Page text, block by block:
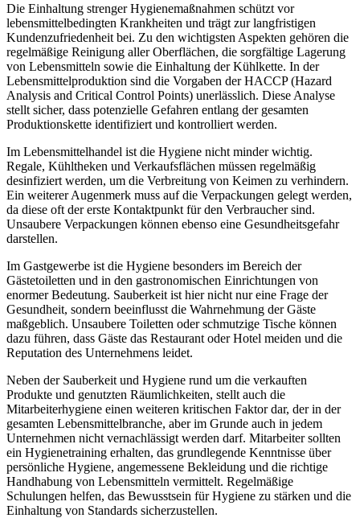
Die Einhaltung strenger Hygienemaßnahmen schützt vor
lebensmittelbedingten Krankheiten und trägt zur langfristigen
Kundenzufriedenheit bei. Zu den wichtigsten Aspekten gehören die
regelmäßige Reinigung aller Oberflächen, die sorgfältige Lagerung
von Lebensmitteln sowie die Einhaltung der Kühlkette. In der
Lebensmittelproduktion sind die Vorgaben der HACCP (Hazard
Analysis and Critical Control Points) unerlässlich. Diese Analyse
stellt sicher, dass potenzielle Gefahren entlang der gesamten
Produktionskette identifiziert und kontrolliert werden.
Im Lebensmittelhandel ist die Hygiene nicht minder wichtig.
Regale, Kühltheken und Verkaufsflächen müssen regelmäßig
desinfiziert werden, um die Verbreitung von Keimen zu verhindern.
Ein weiterer Augenmerk muss auf die Verpackungen gelegt werden,
da diese oft der erste Kontaktpunkt für den Verbraucher sind.
Unsaubere Verpackungen können ebenso eine Gesundheitsgefahr
darstellen.
Im Gastgewerbe ist die Hygiene besonders im Bereich der
Gästetoiletten und in den gastronomischen Einrichtungen von
enormer Bedeutung. Sauberkeit ist hier nicht nur eine Frage der
Gesundheit, sondern beeinflusst die Wahrnehmung der Gäste
maßgeblich. Unsaubere Toiletten oder schmutzige Tische können
dazu führen, dass Gäste das Restaurant oder Hotel meiden und die
Reputation des Unternehmens leidet.
Neben der Sauberkeit und Hygiene rund um die verkauften
Produkte und genutzten Räumlichkeiten, stellt auch die
Mitarbeiterhygiene einen weiteren kritischen Faktor dar, der in der
gesamten Lebensmittelbranche, aber im Grunde auch in jedem
Unternehmen nicht vernachlässigt werden darf. Mitarbeiter sollten
ein Hygienetraining erhalten, das grundlegende Kenntnisse über
persönliche Hygiene, angemessene Bekleidung und die richtige
Handhabung von Lebensmitteln vermittelt. Regelmäßige
Schulungen helfen, das Bewusstsein für Hygiene zu stärken und die
Einhaltung von Standards sicherzustellen.